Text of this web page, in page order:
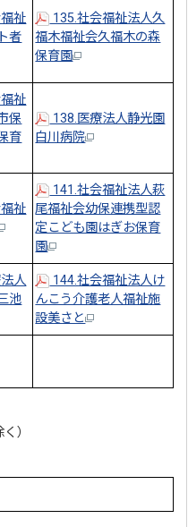
祉
者
135.社会福祉法人久
福木福祉会久福木の森
保育園
祉
保
育
138.医療法人静光園
白川病院
祉
141.社会福祉法人萩
尾福祉会幼保連携型認
定こども園はぎお保育
園
人
池
144.社会福祉法人け
んこう介護老人福祉施
設美さと
）